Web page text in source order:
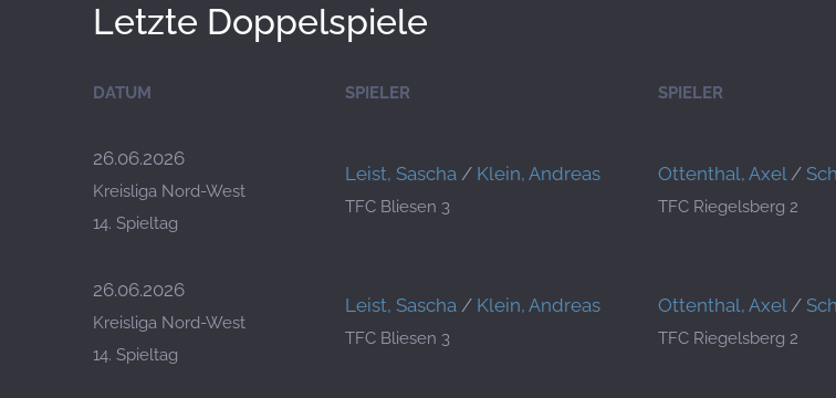
Letzte Doppelspiele
DATUM SPIELER SPIELER
26.06.2026
Kreisliga Nord-West
14. Spieltag
Leist, Sascha / Klein, Andreas
TFC Bliesen 3
Ottenthal, Axel/
TFC Riegelsberg 2
26.06.2026
Kreisliga Nord-West
14. Spieltag
Leist, Sascha / Klein, Andreas
TFC Bliesen 3
Ottenthal, Axel/
TFC Riegelsberg 2